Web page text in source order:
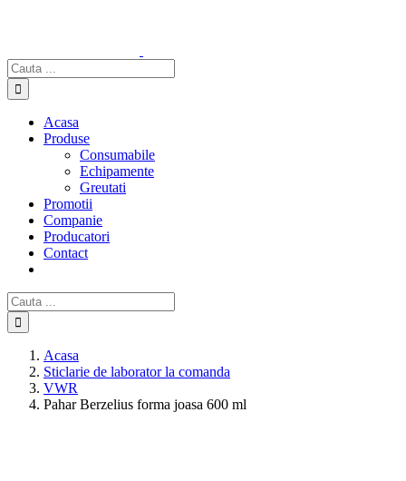
Cautare...
Acasa
Produse
Consumabile
Echipamente
Greutati
Promotii
Companie
Producatori
Contact
Cautare...
Acasa
Sticlarie de laborator la comanda
VWR
Pahar Berzelius forma joasa 600 ml